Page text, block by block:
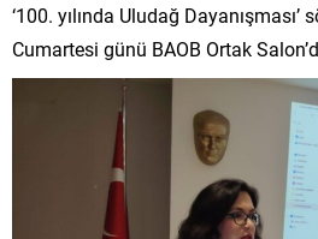
‘100. yılında Uludağ
Cumartesi günü BAOB Ortak